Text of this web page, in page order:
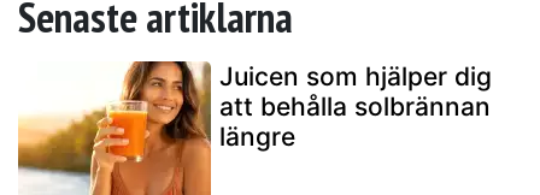
Senaste artiklarna
Juicen som hjälper dig
att behålla solbrännan
längre